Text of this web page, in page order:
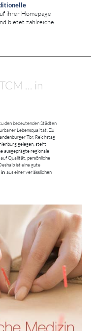
ihrer Homepage
bietet zahlreiche
... in
den bedeutenden Städten
Lebensqualität. Zu
Tor, Reichstag
gelegen, steht
ausgeprägte regionale
Qualität, persönliche
ist eine gute
aus einer verlässlichen